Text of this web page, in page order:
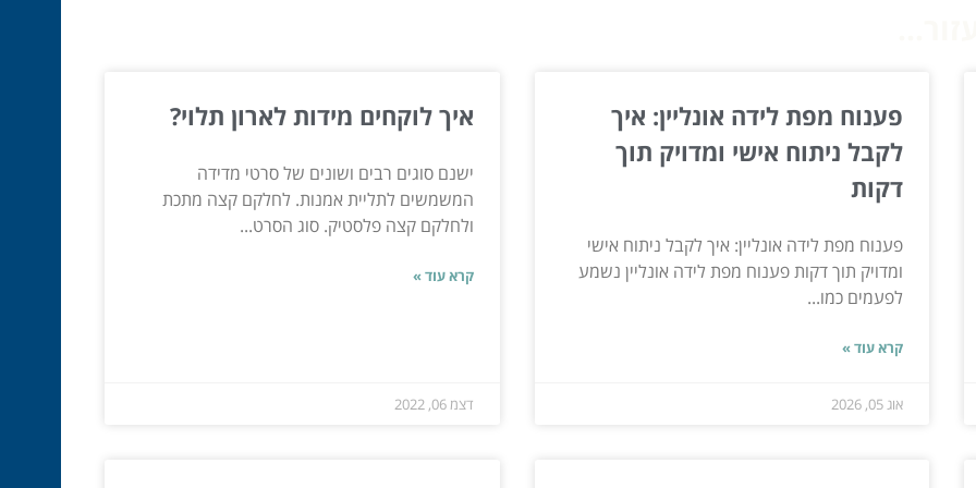
פענוח מפת לידה אונליין: איך
לקבל ניתוח אישי ומדויק תוך
דקות
פענוח מפת לידה אונליין: איך לקבל ניתוח אישי
ומדויק תוך דקות פענוח מפת לידה אונליין נשמע
לפעמים כמו...
קרא עוד »
אוג 05, 2026
איך לוקחים מידות לארון תלוי?
ישנם סוגים רבים ושונים של סרטי מדידה
המשמשים לתליית אמנות. לחלקם קצה מתכת
ולחלקם קצה פלסטיק. סוג הסרט...
קרא עוד »
דצמ 06, 2022